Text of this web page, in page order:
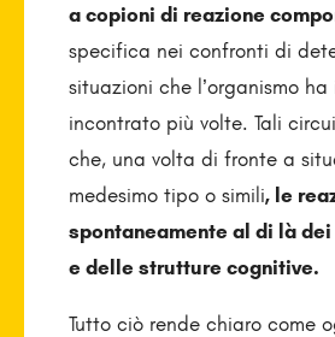
a copioni di reazione
specifica nei confronti di
situazioni che l’organismo
incontrato più volte. Tali
che, una volta di fronte a
medesimo tipo o simili, le
spontanea­mente al di là
e delle strutture cognitive.
Tutto ciò rende chiaro come